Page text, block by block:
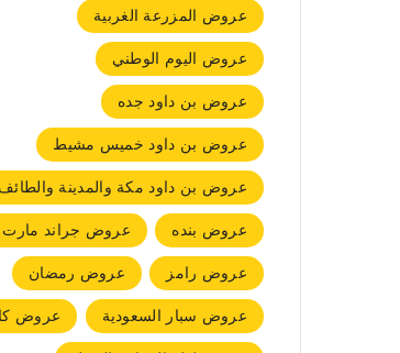
عروض المزرعة الغربية
عروض اليوم الوطني
عروض بن داود جده
عروض بن داود خميس مشيط
عروض بن داود مكة والمدينة والطائف
عروض بنده
عروض جراند مارت
عروض رامز
عروض رمضان
عروض سبار السعودية
عروض